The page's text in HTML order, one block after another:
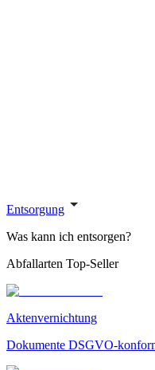
Entsorgung
Was kann ich entsorgen?
Abfallarten Top-Seller
Aktenvernichtung
Dokumente DSGVO-